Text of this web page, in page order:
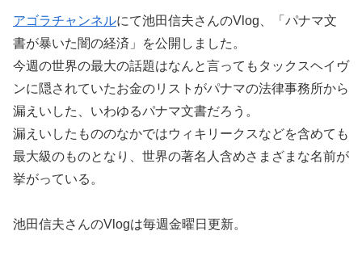
アゴラチャンネルにて池田信夫さんのVlog、「パナマ文
書が暴いた闇の経済」を公開しました。
今週の世界の最大の話題はなんと言ってもタックスヘイヴ
ンに隠されていたお金のリストがパナマの法律事務所から
漏えいした、いわゆるパナマ文書だろう。
漏えいしたもののなかではウィキリークスなどを含めても
最大級のものとなり、世界の著名人含めさまざまな名前が
挙がっている。
池田信夫さんのVlogは毎週金曜日更新。